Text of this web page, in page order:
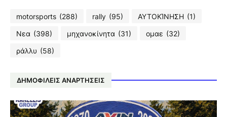
motorsports (288) rally (95) ΑΥΤΟΚΊΝΗΣΗ (1)
Νεα (398) μηχανοκίνητα (31) ομαε (32)
ράλλυ (58)
ΔΗΜΟΦΙΛΕΙΣ ΑΝΑΡΤΗΣΕΙΣ